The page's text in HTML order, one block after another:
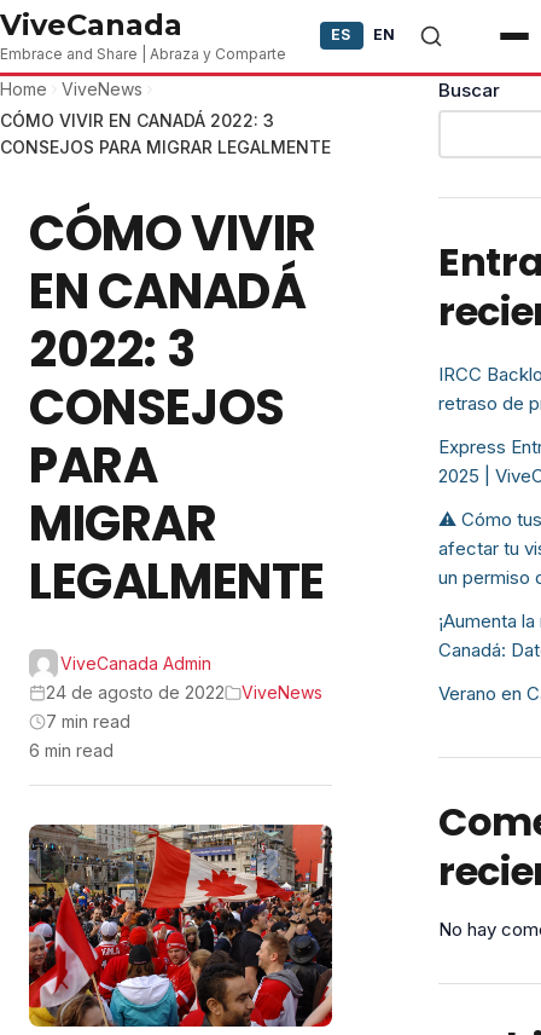
Skip to content
ViveCanada
Embrace and Share | Abraza y Comparte
ES EN
Home
ViveNews
CÓMO VIVIR EN CANADÁ 2022: 3
CONSEJOS PARA MIGRAR LEGALMENTE
CÓMO VIVIR
EN CANADÁ
2022: 3
CONSEJOS
PARA
MIGRAR
LEGALMENTE
ViveCanada Admin
24 de agosto de 2022
ViveNews
7 min read
6 min read
Buscar
IRCC
retraso de
Express
2025 |
⚠️ Cómo
afectar tu
un permiso
¡Aumenta
Canadá:
Verano en
No hay